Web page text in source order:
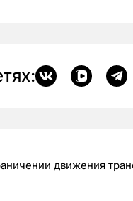
движения